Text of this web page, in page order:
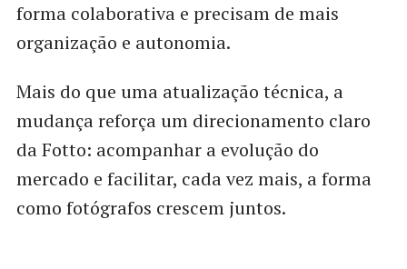
forma colaborativa e precisam de mais
organização e autonomia.
Mais do que uma atualização técnica, a
mudança reforça um direcionamento claro
da Fotto: acompanhar a evolução do
mercado e facilitar, cada vez mais, a forma
como fotógrafos crescem juntos.